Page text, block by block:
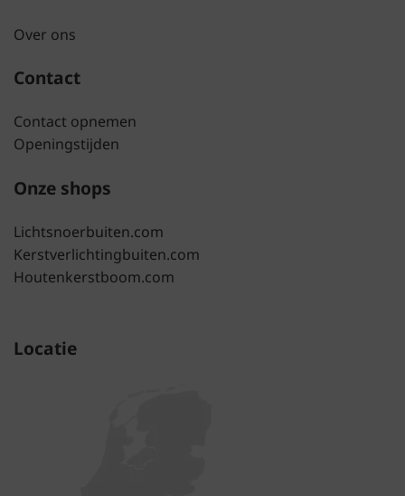
Over ons
Contact
Contact opnemen
Openingstijden
Onze shops
Lichtsnoerbuiten.com
Kerstverlichtingbuiten.com
Houtenkerstboom.com
Locatie